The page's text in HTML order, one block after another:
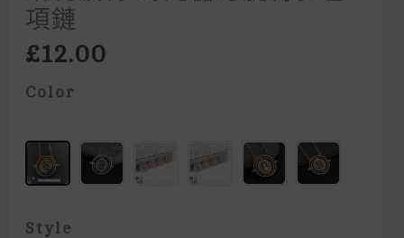
項鏈
£12.00
Color
Style